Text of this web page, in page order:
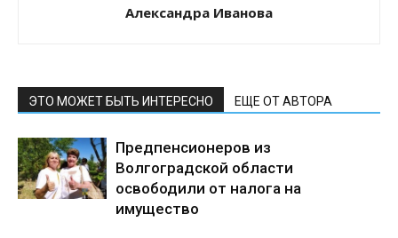
Александра Иванова
ЭТО МОЖЕТ БЫТЬ ИНТЕРЕСНО ЕЩЕ ОТ АВТОРА
Предпенсионеров из
Волгоградской области
освободили от налога на
имущество